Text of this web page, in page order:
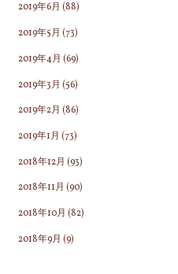
2019年6月 (88)
2019年5月 (73)
2019年4月 (69)
2019年3月 (56)
2019年2月 (86)
2019年1月 (73)
2018年12月 (93)
2018年11月 (90)
2018年10月 (82)
2018年9月 (9)